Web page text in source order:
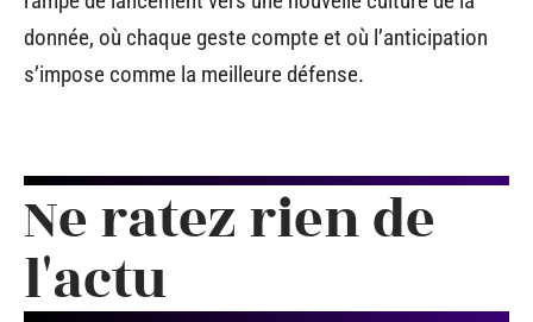
donnée, où chaque geste compte et où l’anticipation
s’impose comme la meilleure défense.
Ne ratez rien de
l'actu